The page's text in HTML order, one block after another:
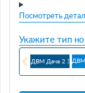
Посмотреть
Укажите тип
ДВМ Дача 2 ДВМ